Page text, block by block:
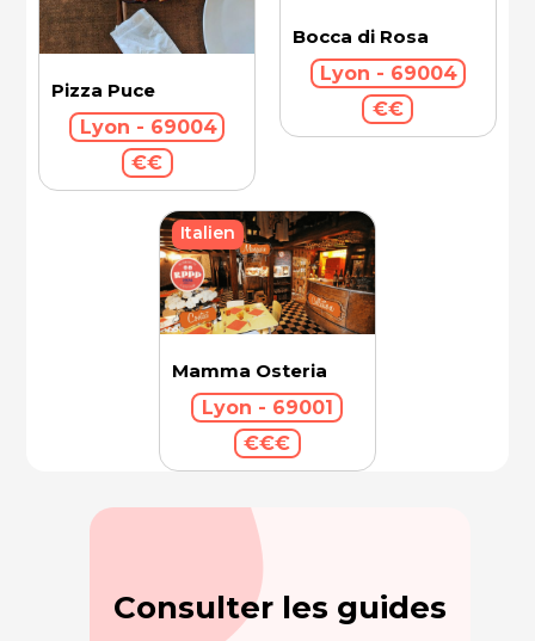
Pizza Puce
Lyon - 69004
€€
Bocca di Rosa
Lyon - 69004
€€
Mamma Osteria
Lyon - 69001
€€€
Italien
Consulter les guides